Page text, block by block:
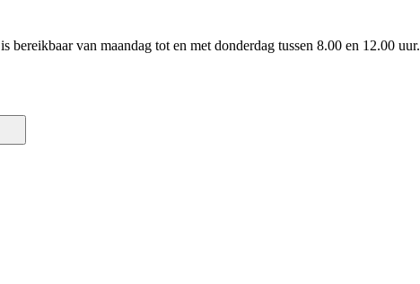
bereikbaar van maandag tot en met donderdag tussen 8.00 en 12.00 uur.